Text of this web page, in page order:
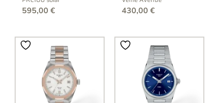
595,00 € 430,00 €